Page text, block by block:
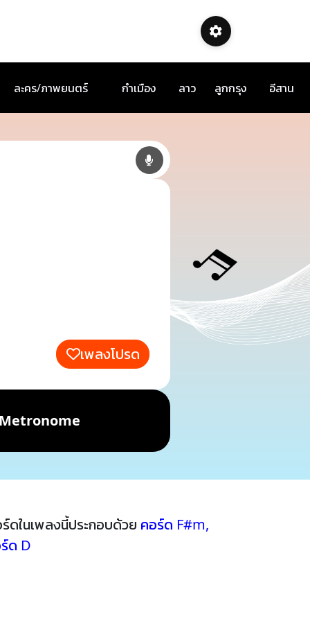
ละคร/ภาพยนตร์ กำเมือง ลาว ลูกกรุง อีสาน
เพลงโปรด
Metronome
ดในเพลงนี้ประกอบด้วย คอร์ด F#m,
ด D